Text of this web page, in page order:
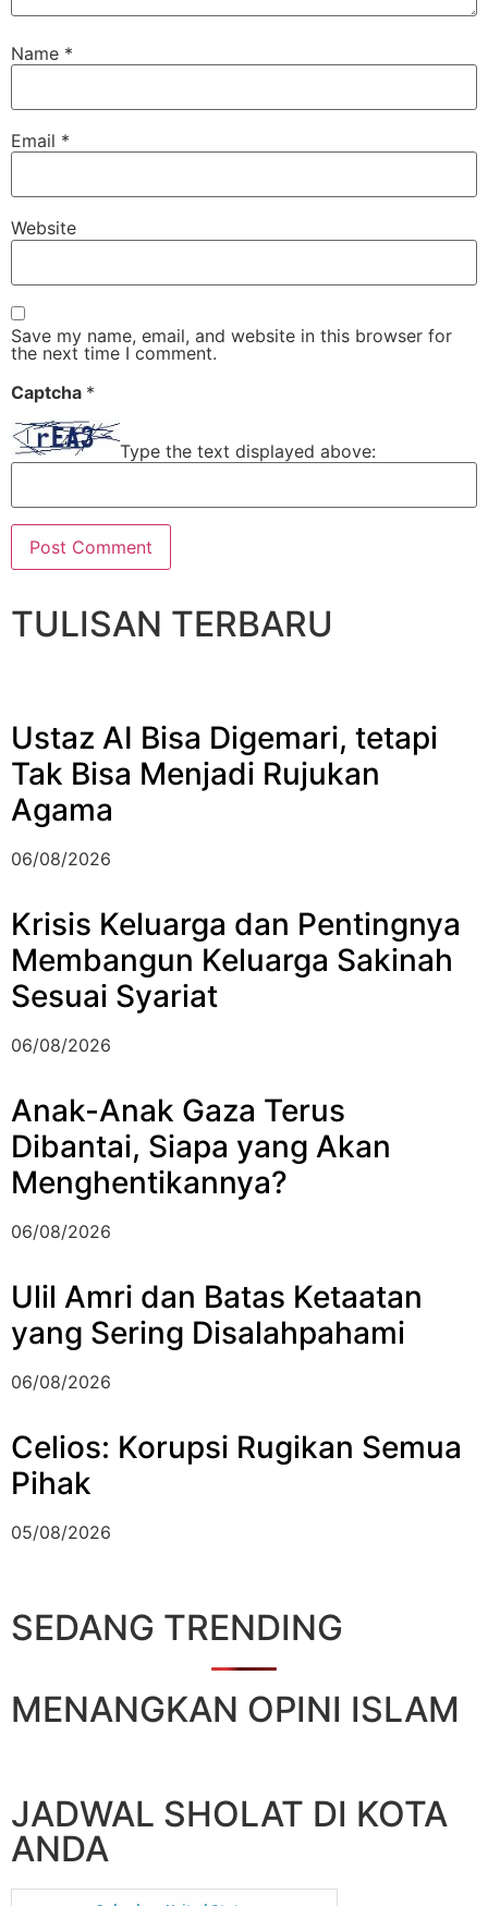
Name *
Email *
Website
Save my name, email, and website in this browser for
the next time I comment.
Captcha *
Type the text displayed above:
TULISAN TERBARU
Ustaz AI Bisa Digemari, tetapi
Tak Bisa Menjadi Rujukan
Agama
06/08/2026
Krisis Keluarga dan Pentingnya
Membangun Keluarga Sakinah
Sesuai Syariat
06/08/2026
Anak-Anak Gaza Terus
Dibantai, Siapa yang Akan
Menghentikannya?
06/08/2026
Ulil Amri dan Batas Ketaatan
yang Sering Disalahpahami
06/08/2026
Celios: Korupsi Rugikan Semua
Pihak
05/08/2026
SEDANG TRENDING
MENANGKAN OPINI ISLAM
JADWAL SHOLAT DI KOTA
ANDA